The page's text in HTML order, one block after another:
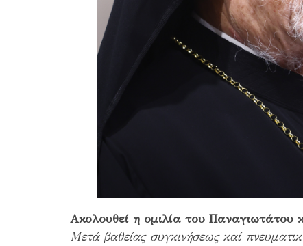
Ακολουθεί η ομιλία του Παναγιωτάτου
Μετά βαθείας συγκινήσεως καί